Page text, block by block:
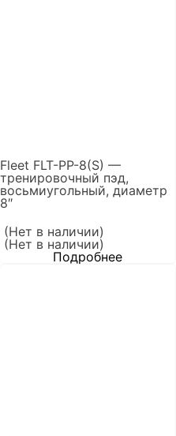
Fleet FLT-PP-8(S) —
тренировочный пэд,
восьмиугольный, диаметр
8″
(Нет в наличии)
(Нет в наличии)
Подробнее